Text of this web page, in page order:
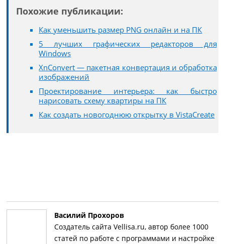
Похожие публикации:
Как уменьшить размер PNG онлайн и на ПК
5 лучших графических редакторов для
Windows
XnConvert — пакетная конвертация и обработка
изображений
Проектирование интерьера: как быстро
нарисовать схему квартиры на ПК
Как создать новогоднюю открытку в VistaCreate
Василий Прохоров
Создатель сайта Vellisa.ru, автор более 1000
статей по работе с программами и настройке